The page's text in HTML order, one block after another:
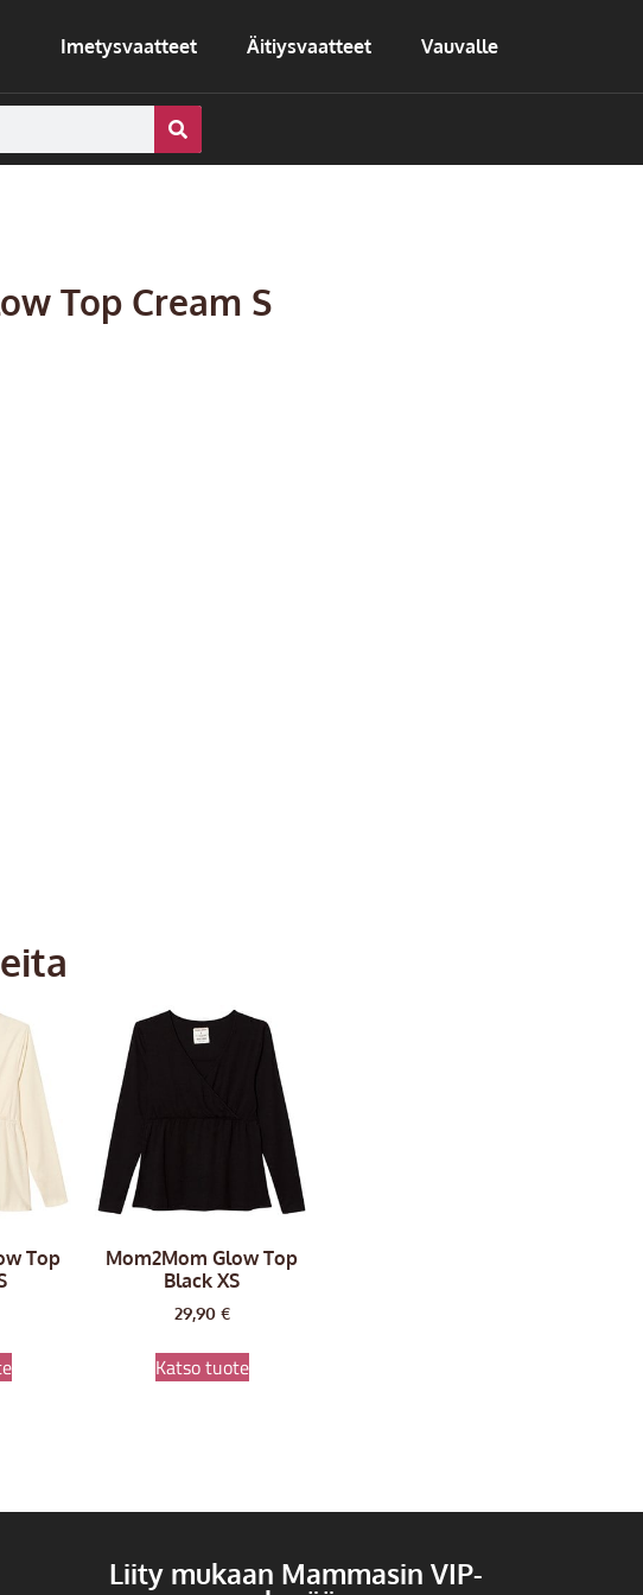
Imetysvaatteet Äitiysvaatteet Vauvalle
Top Cream S
Top
Mom2Mom Glow Top
Black XS
29,90 €
Katso tuote
Liity mukaan Mammasin VIP-